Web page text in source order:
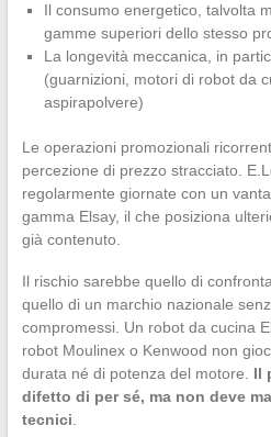
Il consumo energetico, talvolta
gamme superiori dello stesso
La longevità meccanica, in
(guarnizioni, motori di robot da
aspirapolvere)
Le operazioni promozionali
percezione di prezzo stracciato.
regolarmente giornate con un
gamma Elsay, il che posiziona
già contenuto.
Il rischio sarebbe quello di
quello di un marchio nazionale
compromessi. Un robot da cucina
robot Moulinex o Kenwood non
durata né di potenza del motore. Il
difetto di per sé, ma non deve
tecnici